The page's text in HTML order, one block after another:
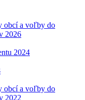
obcí a voľby do
2026
2024
obcí a voľby do
2022